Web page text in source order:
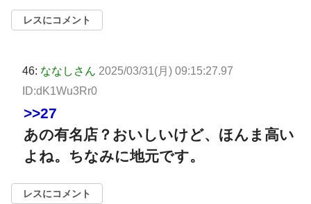
レスにコメント
46: ななしさん 2025/03/31(月) 09:15:27.97
ID:dK1Wu3Rr0
>>27
あの有名店？おいしいけど、ほんま高い
よね。ちなみに地元です。
レスにコメント